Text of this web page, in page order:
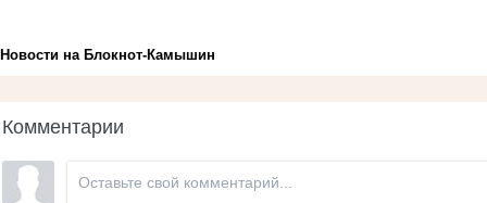
Новости на Блoкнoт-Камышин
Комментарии